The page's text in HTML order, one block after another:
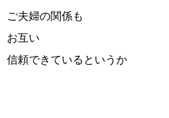
ご夫婦の関係も
お互い
信頼できているというか